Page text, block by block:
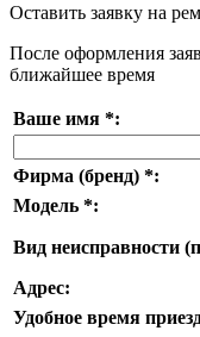
Оставить заявку на
После оформления
ближайшее время
Ваше имя *:
Фирма (бренд) *:
Модель *:
Вид неисправности
Адрес:
Удобное время